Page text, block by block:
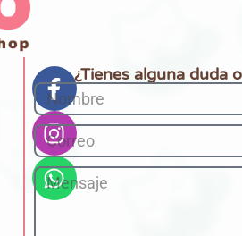
¿Tienes alguna duda